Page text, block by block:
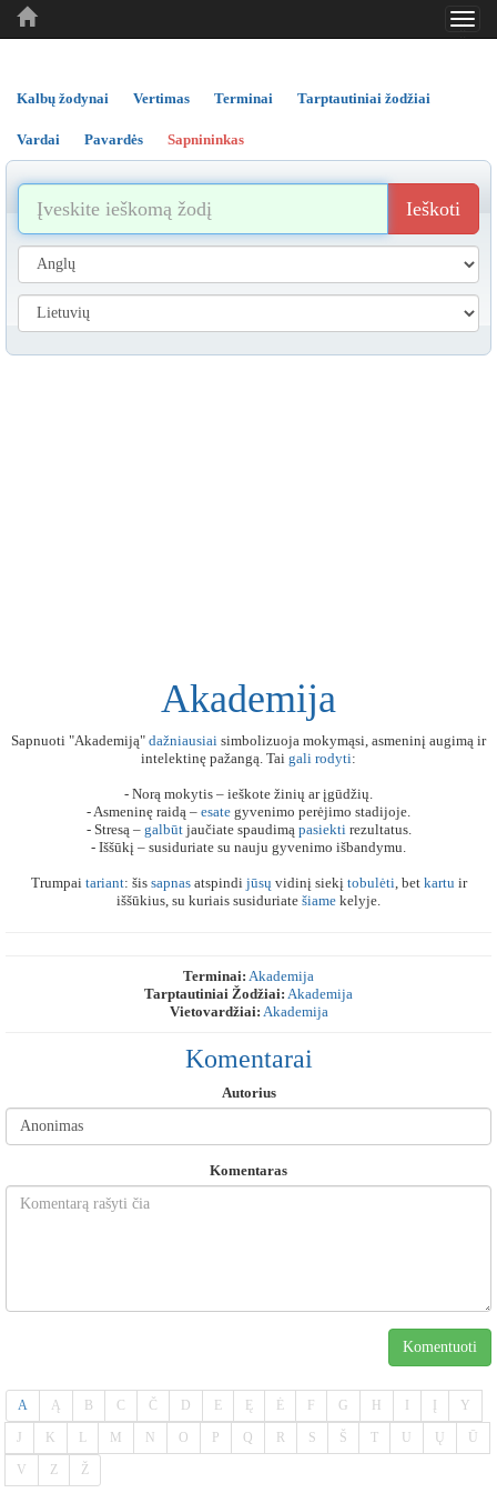
..
..
Kalbų žodynai Vertimas Terminai Tarptautiniai žodžiai
Vardai Pavardės Sapnininkas
Ieškoti
Akademija
Sapnuoti "Akademiją" dažniausiai simbolizuoja mokymąsi, asmeninį augimą ir
intelektinę pažangą. Tai gali rodyti:
- Norą mokytis – ieškote žinių ar įgūdžių.
- Asmeninę raidą – esate gyvenimo perėjimo stadijoje.
- Stresą – galbūtjaučiate spaudimą pasiektirezultatus.
- Iššūkį – susiduriate su nauju gyvenimo išbandymu.
Trumpai tariant: šis sapnasatspindi jūsų vidinį siekį tobulėti, bet kartu ir
iššūkius, su kuriais susiduriate šiame kelyje.
Terminai: Akademija
Tarptautiniai Žodžiai: Akademija
Vietovardžiai: Akademija
Komentarai
Autorius
Komentaras
Komentuoti
A Ą B C Č D E Ę Ė F G H Y
J K L M N O P Q R S Š T U Ų Ū
V Z Ž